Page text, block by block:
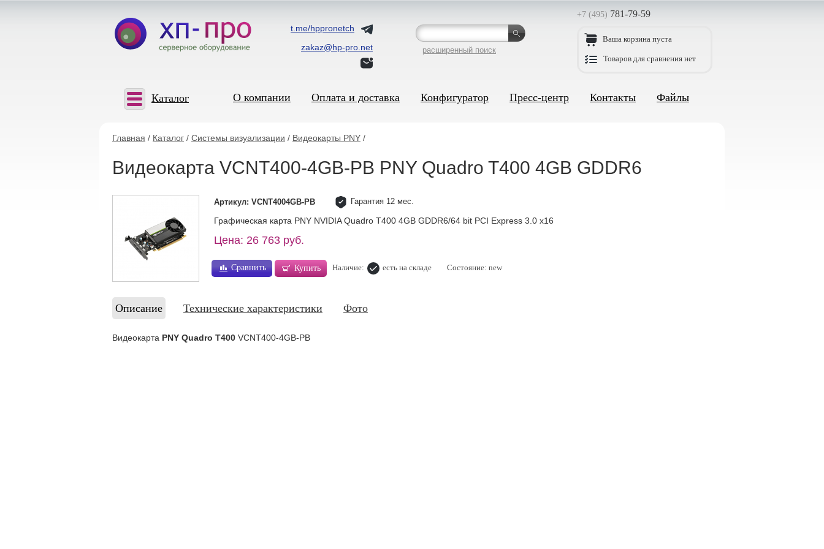
t.me/hppronetch
zakaz@hp-pro.net
расширенный поиск
+7 (495) 781-79-59
Ваша корзина пуста
Товаров для сравнения нет
Каталог О компании Оплата и доставка Конфигуратор Пресс-центр Контакты Файлы
Главная / Каталог / Системы визуализации / Видеокарты PNY /
Видеокарта VCNT400-4GB-PB PNY Quadro T400 4GB GDDR6
Артикул: VCNT4004GB-PB Гарантия 12 мес.
Графическая карта PNY NVIDIA Quadro T400 4GB GDDR6/64 bit PCI Express 3.0 x16
Цена: 26 763 руб.
Сравнить Купить Наличие: есть на складе Состояние: new
Описание Технические характеристики Фото
Видеокарта PNY Quadro T400 VCNT400-4GB-PB